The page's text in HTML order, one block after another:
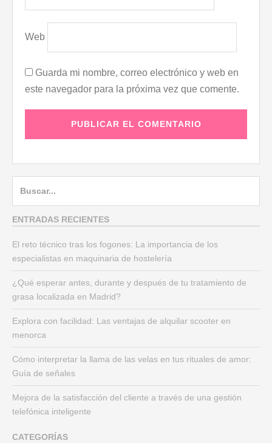
Web
Guarda mi nombre, correo electrónico y web en
este navegador para la próxima vez que comente.
s
a
:
ENTRADAS RECIENTES
El reto técnico tras los fogones: La importancia de los
especialistas en maquinaria de hostelería
¿Qué esperar antes, durante y después de tu tratamiento de
grasa localizada en Madrid?
Explora con facilidad: Las ventajas de alquilar scooter en
menorca
Cómo interpretar la llama de las velas en tus rituales de amor:
Guía de señales
Mejora de la satisfacción del cliente a través de una gestión
telefónica inteligente
CATEGORÍAS